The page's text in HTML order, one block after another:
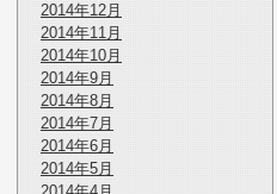
2014年12月
2014年11月
2014年10月
2014年9月
2014年8月
2014年7月
2014年6月
2014年5月